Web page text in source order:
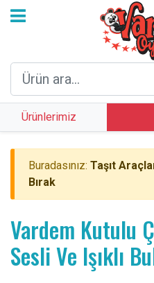
Ürünlerimiz
Buradasınız: Taşıt
Bırak
Vardem Kutulu
Sesli Ve Işıklı